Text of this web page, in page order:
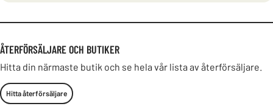
ÅTERFÖRSÄLJARE OCH BUTIKER
Hitta din närmaste butik och se hela vår lista av återförsäljare.
Hitta återförsäljare